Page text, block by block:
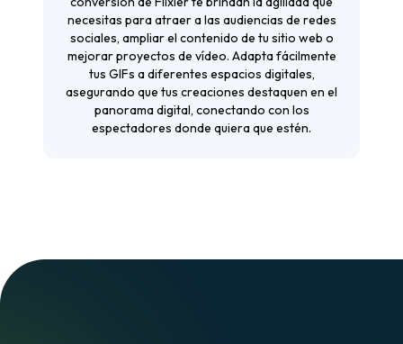
necesitas para atraer a las audiencias de redes
sociales, ampliar el contenido de tu sitio web o
mejorar proyectos de vídeo. Adapta fácilmente
tus GIFs a diferentes espacios digitales,
asegurando que tus creaciones destaquen en el
panorama digital, conectando con los
espectadores donde quiera que estén.